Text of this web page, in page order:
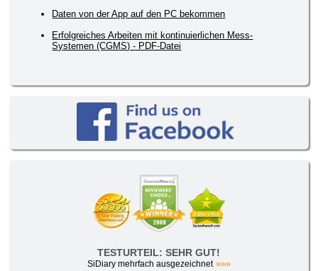
Daten von der App auf den PC bekommen
Erfolgreiches Arbeiten mit kontinuierlichen Mess-
Systemen (CGMS) - PDF-Datei
TESTURTEIL: SEHR GUT!
SiDiary mehrfach ausgezeichnet »»»